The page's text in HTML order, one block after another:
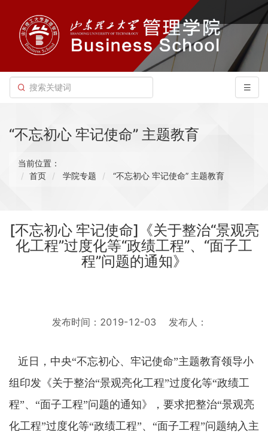
“不忘初心 牢记使命” 主题教育
当前位置：
首页
学院专题 “不忘初心 牢记使命” 主题教育
[不忘初心 牢记使命]《关于整治“景观亮
化工程”过度化等“政绩工程”、“面子工
程”问题的通知》
发布时间：2019-12-03 发布人：
近日，中央“不忘初心、牢记使命”主题教育领导小
组印发《关于整治“景观亮化工程”过度化等“政绩工
程”、“面子工程”问题的通知》，要求把整治“景观亮
化工程”过度化等“政绩工程”、“面子工程”问题纳入主